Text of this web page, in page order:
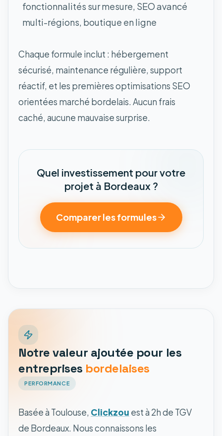
fonctionnalités sur mesure, SEO avancé
multi-régions, boutique en ligne
Chaque formule inclut : hébergement
sécurisé, maintenance régulière, support
réactif, et les premières optimisations SEO
orientées marché bordelais. Aucun frais
caché, aucune mauvaise surprise.
Quel investissement pour votre
projet à Bordeaux ?
Comparer les formules
Notre valeur ajoutée pour les
entreprises bordelaises
PERFORMANCE
Basée à Toulouse, Clickzou est à 2h de TGV
de Bordeaux. Nous connaissons les